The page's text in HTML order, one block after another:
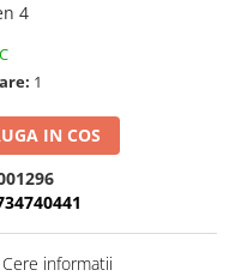
4
1
IN COS
informatii